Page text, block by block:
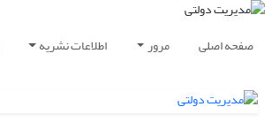
صفحه اصلی مرور اطلاعات نشریه